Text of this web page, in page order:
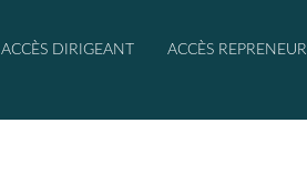
ACCÈS DIRIGEANT ACCÈS REPRENEUR